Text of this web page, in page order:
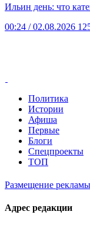
Ильин день: что
00:24 / 02.08.2026
Политика
Истории
Афиша
Первые
Блоги
Спецпроекты
ТОП
Размещение рекламы
Адрес редакции